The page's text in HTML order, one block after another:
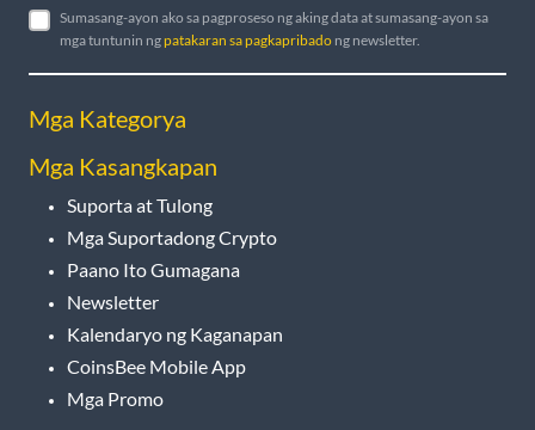
Sumasang-ayon ako sa pagproseso ng aking data at sumasang-ayon sa
mga tuntunin ngpatakaran sa pagkapribado ng newsletter.
Mga Kategorya
Mga Kasangkapan
Suporta at Tulong
Mga Suportadong Crypto
Paano Ito Gumagana
Newsletter
Kalendaryo ng Kaganapan
CoinsBee Mobile App
Mga Promo